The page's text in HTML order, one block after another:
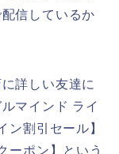
信しているか
詳しい友達に
マインド ライ
ン割引セール】
ーポン】という